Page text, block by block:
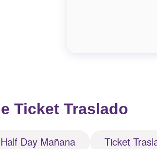
Ticket Traslado
Day Mañana Ticket